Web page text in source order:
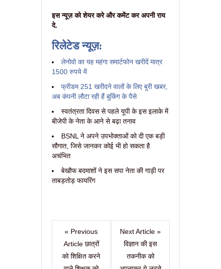
इस न्यूज़ को शेयर करे और कमेंट कर अपनी राय
दे.
रिलेटेड न्यूज़:
लेनोवो का यह महंगा समार्टफोन खरीदें मात्र
1500 रुपये में
फ्रीडम 251 खरीदने वालों के लिए बुरी खबर,
अब कंपनी लौटा रही हैं बुकिंग के पैसे
स्वतंत्रता दिवस से पहले यूपी के इस इलाके में
बीजेपी के नेता के आने से बढ़ा तनाव
BSNL ने अपने उपभोक्ताओं को दी एक बड़ी
सौगात, जिसे जानकर कोई भी हो सकता है
अचंभित
बेखौफ बदमाशों ने इस सपा नेता की गाड़ी पर
ताबड़तोड़ फायरिंग
« Previous
Article छात्रों
को शिक्षित करने
Next Article »
विज्ञान की इस
तकनीक को